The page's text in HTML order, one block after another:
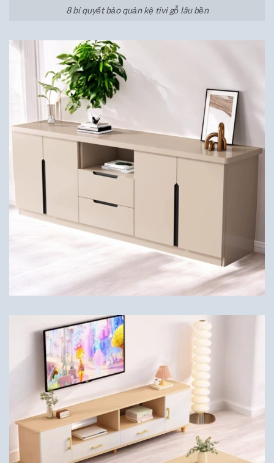
8 bí quyết bảo quản kệ tivi gỗ lâu bền